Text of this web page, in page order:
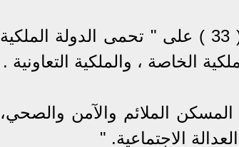
و قد نص الدستور فى المادة رقم ( 33 ) على " تحمى الدولة الملكية
الخاصة ، والملكية التعاونية .
الملائم والآمن والصحي،
الاجتماعية. "